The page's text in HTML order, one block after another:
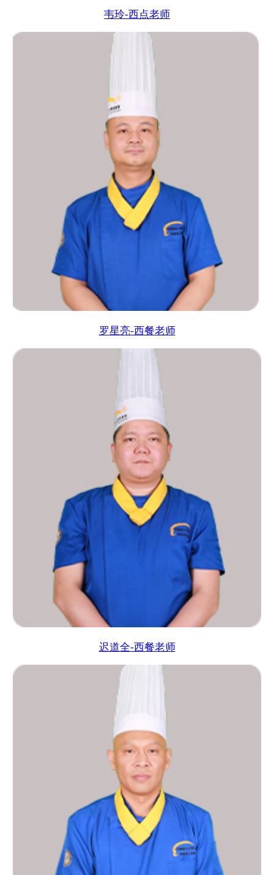
韦玲-西点老师
罗星亮-西餐老师
迟道全-西餐老师